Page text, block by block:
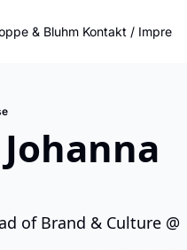
& Bluhm Kontakt /
of Brand & Culture @